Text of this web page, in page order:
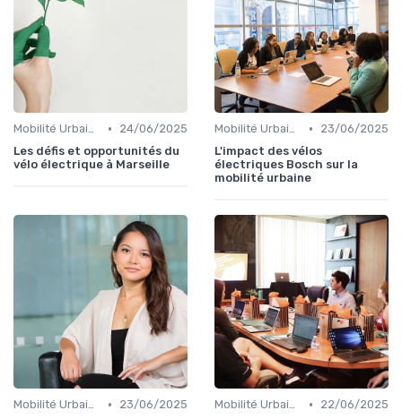
Mobilité Urbaine •
24/06/2025
Les défis et opportunités du
vélo électrique à Marseille
Mobilité Urbaine •
23/06/2025
L'impact des vélos
électriques Bosch sur la
mobilité urbaine
Mobilité Urbaine •
23/06/2025
Mobilité Urbaine •
22/06/2025